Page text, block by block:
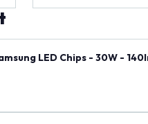
LED Chips - 30W -